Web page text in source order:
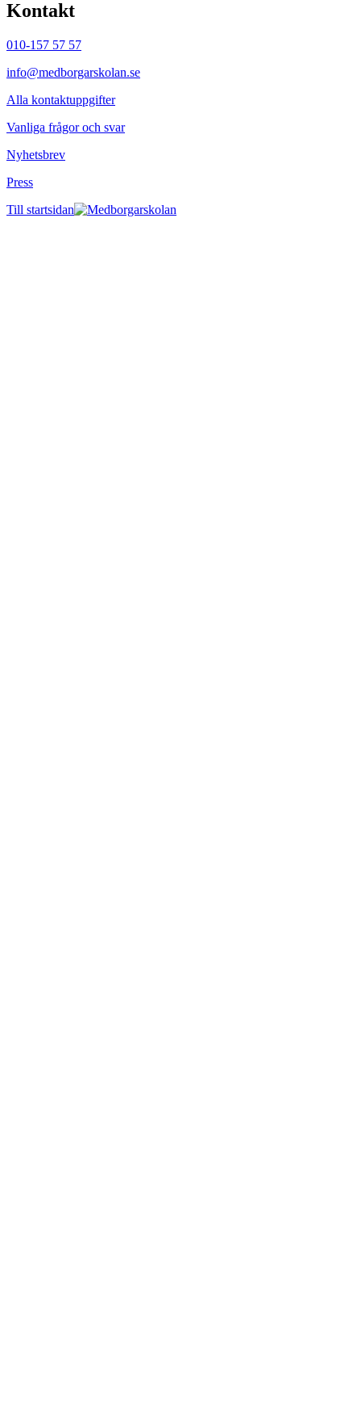
Kontakt
010-157 57 57
info@medborgarskolan.se
Alla kontaktuppgifter
Vanliga frågor och svar
Nyhetsbrev
Press
Till startsidan